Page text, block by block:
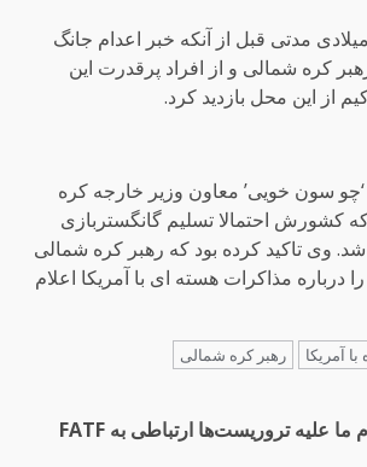
نوامبر سال 2013 میلادی مدتی قبل از آنکه خبر اعدام جانگ
کره شمالی و از افراد پرقدرت این
از این محل بازدید کرد.
سون خویی’ معاون وزیر خارجه کره
کشورش احتمالا تسلیم گانگستربازی
شد. وی تاکید کرده بود که رهبر کره شمالی
درباره مذاکرات هسته ای با آمریکا اعلام
آمریکا رهبر کره شمالی
وزیر پاکستان: اقدام ما علیه تروریست‌ها ارتباطی به FATF